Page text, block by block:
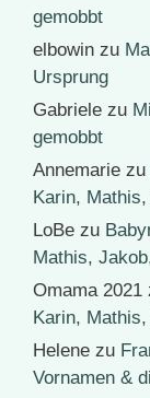
gemobbt
elbowin zu
Ursprung
Gabriele zu
gemobbt
Annemarie zu
Karin,
LoBe zu
Mathis,
Omama 2021
Karin,
Helene zu
Vornamen &